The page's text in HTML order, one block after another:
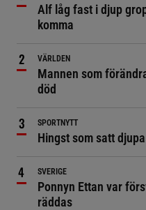
Alf låg fast i djup
komma
VÄRLDEN
Mannen som
död
SPORTNYTT
Hingst som satt
SVERIGE
Ponnyn Ettan var
räddas